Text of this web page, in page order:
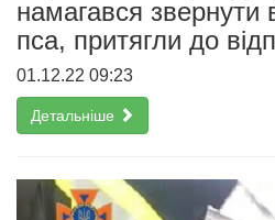
намагався
пса, притягли до
01.12.22 09:23
Детальніше